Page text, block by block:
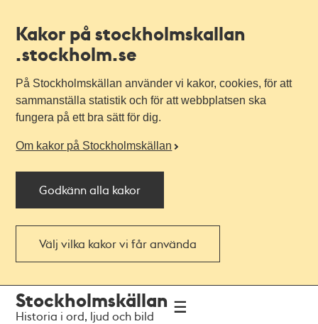
Kakor på stockholmskallan
.stockholm.se
På Stockholmskällan använder vi kakor, cookies, för att
sammanställa statistik och för att webbplatsen ska
fungera på ett bra sätt för dig.
Om kakor på Stockholmskällan
Godkänn alla kakor
Välj vilka kakor vi får använda
navigationen
huvudinnehållet
Stockholmskällan
Historia i ord, ljud och bild